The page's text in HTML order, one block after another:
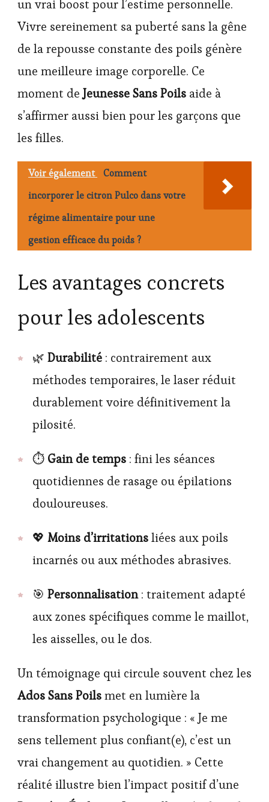
un vrai boost pour l’estime personnelle.
Vivre sereinement sa puberté sans la gêne
de la repousse constante des poils génère
une meilleure image corporelle. Ce
moment deJeunesse Sans Poils aide à
s’affirmer aussi bien pour les garçons que
les filles.
Voir également
Comment
incorporer le citron Pulco dans votre
régime alimentaire pour une
gestion efficace du poids ?
Les avantages concrets
pour les adolescents
🌿 Durabilité : contrairement aux
méthodes temporaires, le laser réduit
durablement voire définitivement la
pilosité.
⏱ Gain de temps : fini les séances
quotidiennes de rasage ou épilations
douloureuses.
💖 Moins d’irritationsliées aux poils
incarnés ou aux méthodes abrasives.
🎯 Personnalisation: traitement adapté
aux zones spécifiques comme le maillot,
les aisselles, ou le dos.
Un témoignage qui circule souvent chez les
Ados Sans Poilsmet en lumière la
transformation psychologique : « Je me
sens tellement plus confiant(e), c’est un
vrai changement au quotidien. » Cette
réalité illustre bien l’impact positif d’une